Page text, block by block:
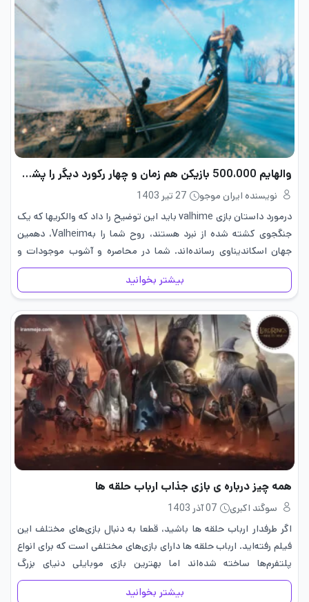
والهایم 500،000 بازیکن هم‌ زمان و چهار رکورد دیگر را پشت سر می‌گذارد!
نویسنده ایران موجو
27 تیر 1403
درمورد داستان بازی valhime باید این توضیح را داد که والکری­ها که یک
جنگجوی کشته شده از نبرد هستند، روح شما را بهValheim، دهمین
جهان اسکاندیناوی رسانده‌اند. شما در محاصره و آشوب موجودات و
دشمنان باستانی خدایان و جدیدترین متولی…
بیشتر بخوانید
همه چیز درباره ی بازی جذاب ارباب حلقه ها
سوگند اکبری
07 آذر 1403
اگر طرفدار ارباب حلقه ها باشید، قطعا به دنبال بازی‌های مختلف این
فیلم رفته‌اید. ارباب حلقه ها دارای بازی‌های مختلفی است که برای انواع
پلتفرم‌ها ساخته شده‌اند اما بهترین بازی موبایلی دنیای بزرگ
ساخته‌شده توسط تالکین، بازی Lord of the…
بیشتر بخوانید